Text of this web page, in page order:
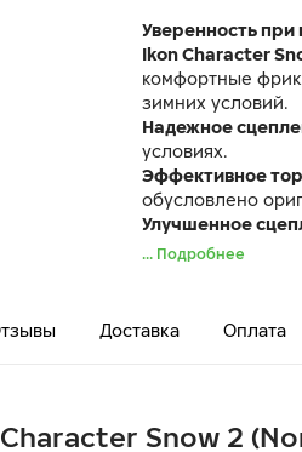
Уверенность
Ikon Character
комфортные
зимних условий.
Надежное
условиях.
Эффективное
обусловлено
Улучшенное
увеличению
... Подробнее
Доставка Оплата
Snow 2